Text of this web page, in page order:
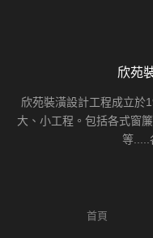
欣苑
欣苑裝潢設計工程成立於
大、小工程。包括各式窗
等.....
首頁